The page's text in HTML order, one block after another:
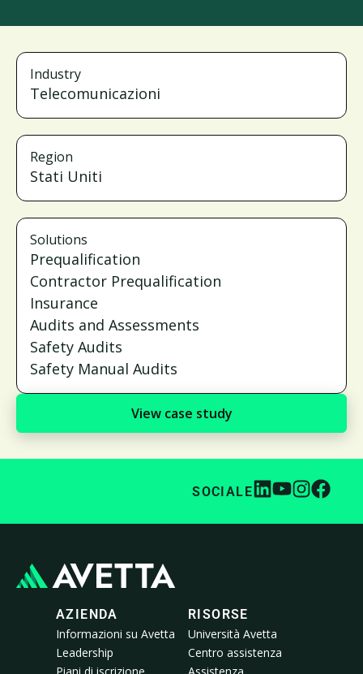
Industry
Telecomunicazioni
Region
Stati Uniti
Solutions
Prequalification
Contractor Prequalification
Insurance
Audits and Assessments
Safety Audits
Safety Manual Audits
View case study
SOCIALE
AZIENDA
Informazioni su Avetta
Leadership
RISORSE
Università Avetta
Centro assistenza